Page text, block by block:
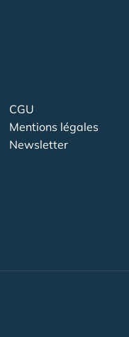
CGU
Mentions légales
Newsletter